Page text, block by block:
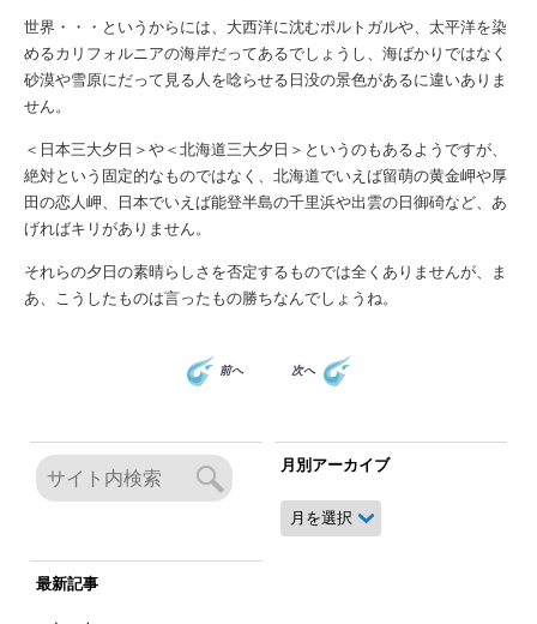
世界・・・というからには、大西洋に沈むポルトガルや、太平洋を染
めるカリフォルニアの海岸だってあるでしょうし、海ばかりではなく
砂漠や雪原にだって見る人を唸らせる日没の景色があるに違いありま
せん。
＜日本三大夕日＞や＜北海道三大夕日＞というのもあるようですが、
絶対という固定的なものではなく、北海道でいえば留萌の黄金岬や厚
田の恋人岬、日本でいえば能登半島の千里浜や出雲の日御碕など、あ
げればキリがありません。
それらの夕日の素晴らしさを否定するものでは全くありませんが、ま
あ、こうしたものは言ったもの勝ちなんでしょうね。
前へ 次へ
月別アーカイブ
月
別
最新記事